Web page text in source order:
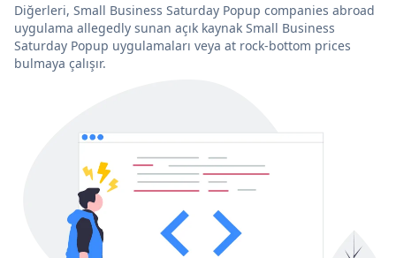
Diğerleri, Small Business Saturday Popup companies abroad
uygulama allegedly sunan açık kaynak Small Business
Saturday Popup uygulamaları veya at rock-bottom prices
bulmaya çalışır.